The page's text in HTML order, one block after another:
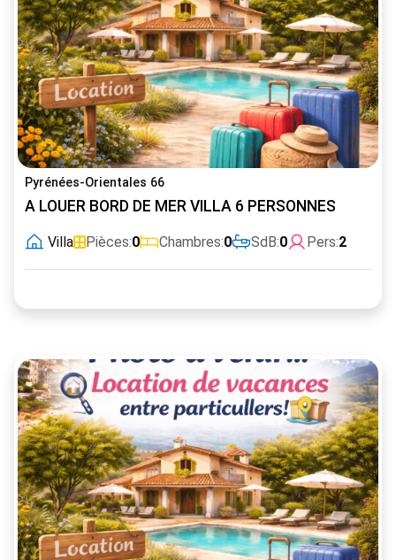
Pyrénées-Orientales 66
A LOUER BORD DE MER VILLA 6 PERSONNES
Villa Pièces:0 Chambres:0 SdB:0 Pers:2